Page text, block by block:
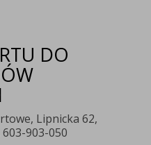
DO
Lipnicka 62,
903-050